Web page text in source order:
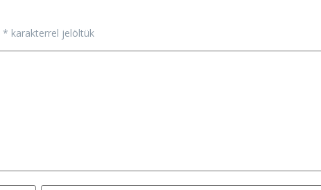
* karakterrel jelöltük